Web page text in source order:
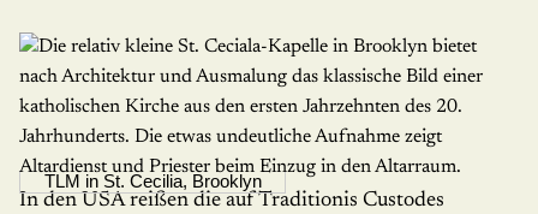
TLM in St. Cecilia, Brooklyn
In den USA reißen die auf Traditionis Custo­des